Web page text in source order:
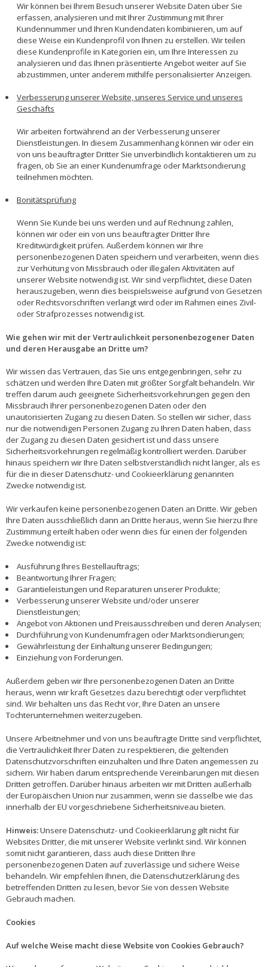
Wir können bei Ihrem Besuch unserer Website Daten über Sie
erfassen, analysieren und mit Ihrer Zustimmung mit Ihrer
Kundennummer und Ihren Kundendaten kombinieren, um auf
diese Weise ein Kundenprofil von Ihnen zu erstellen. Wir teilen
diese Kundenprofile in Kategorien ein, um Ihre Interessen zu
analysieren und das Ihnen präsentierte Angebot weiter auf Sie
abzustimmen, unter anderem mithilfe personalisierter Anzeigen.
Verbesserung unserer Website, unseres Service und unseres
Geschäfts
Wir arbeiten fortwährend an der Verbesserung unserer
Dienstleistungen. In diesem Zusammenhang können wir oder ein
von uns beauftragter Dritter Sie unverbindlich kontaktieren um zu
fragen, ob Sie an einer Kundenumfrage oder Marktsondierung
teilnehmen möchten.
Bonitätsprüfung
Wenn Sie Kunde bei uns werden und auf Rechnung zahlen,
können wir oder ein von uns beauftragter Dritter Ihre
Kreditwürdigkeit prüfen. Außerdem können wir Ihre
personenbezogenen Daten speichern und verarbeiten, wenn dies
zur Verhütung von Missbrauch oder illegalen Aktivitäten auf
unserer Website notwendig ist. Wir sind verpflichtet, diese Daten
herauszugeben, wenn dies beispielsweise aufgrund von Gesetzen
oder Rechtsvorschriften verlangt wird oder im Rahmen eines Zivil-
oder Strafprozesses notwendig ist.
Wie gehen wir mit der Vertraulichkeit personenbezogener Daten
und deren Herausgabe an Dritte um?
Wir wissen das Vertrauen, das Sie uns entgegenbringen, sehr zu
schätzen und werden Ihre Daten mit größter Sorgfalt behandeln. Wir
treffen darum auch geeignete Sicherheitsvorkehrungen gegen den
Missbrauch Ihrer personenbezogenen Daten oder den
unautorisierten Zugang zu diesen Daten. So stellen wir sicher, dass
nur die notwendigen Personen Zugang zu Ihren Daten haben, dass
der Zugang zu diesen Daten gesichert ist und dass unsere
Sicherheitsvorkehrungen regelmäßig kontrolliert werden. Darüber
hinaus speichern wir Ihre Daten selbstverständlich nicht länger, als es
für die in dieser Datenschutz- und Cookieerklärung genannten
Zwecke notwendig ist.
Wir verkaufen keine personenbezogenen Daten an Dritte. Wir geben
Ihre Daten ausschließlich dann an Dritte heraus, wenn Sie hierzu Ihre
Zustimmung erteilt haben oder wenn dies für einen der folgenden
Zwecke notwendig ist:
Ausführung Ihres Bestellauftrags;
Beantwortung Ihrer Fragen;
Garantieleistungen und Reparaturen unserer Produkte;
Verbesserung unserer Website und/oder unserer
Dienstleistungen;
Angebot von Aktionen und Preisausschreiben und deren Analysen;
Durchführung von Kundenumfragen oder Marktsondierungen;
Gewährleistung der Einhaltung unserer Bedingungen;
Einziehung von Forderungen.
Außerdem geben wir Ihre personenbezogenen Daten an Dritte
heraus, wenn wir kraft Gesetzes dazu berechtigt oder verpflichtet
sind. Wir behalten uns das Recht vor, Ihre Daten an unsere
Tochterunternehmen weiterzugeben.
Unsere Arbeitnehmer und von uns beauftragte Dritte sind verpflichtet,
die Vertraulichkeit Ihrer Daten zu respektieren, die geltenden
Datenschutzvorschriften einzuhalten und Ihre Daten angemessen zu
sichern. Wir haben darum entsprechende Vereinbarungen mit diesen
Dritten getroffen. Darüber hinaus arbeiten wir mit Dritten außerhalb
der Europäischen Union nur zusammen, wenn sie dasselbe wie das
innerhalb der EU vorgeschriebene Sicherheitsniveau bieten.
Hinweis:Unsere Datenschutz- und Cookieerklärung gilt nicht für
Websites Dritter, die mit unserer Website verlinkt sind. Wir können
somit nicht garantieren, dass auch diese Dritten Ihre
personenbezogenen Daten auf zuverlässige und sichere Weise
behandeln. Wir empfehlen Ihnen, die Datenschutzerklärung des
betreffenden Dritten zu lesen, bevor Sie von dessen Website
Gebrauch machen.
Cookies
Auf welche Weise macht diese Website von Cookies Gebrauch?